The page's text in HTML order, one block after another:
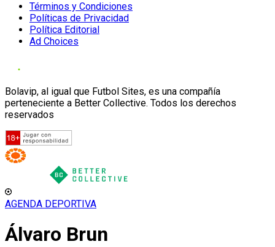
Términos y Condiciones
Políticas de Privacidad
Política Editorial
Ad Choices
Bolavip, al igual que Futbol Sites, es una compañía
perteneciente a Better Collective. Todos los derechos
reservados
AGENDA DEPORTIVA
Álvaro Brun